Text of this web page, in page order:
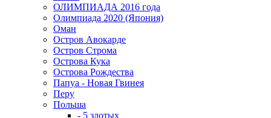
ОЛИМПИАДА 2016 года
Олимпиада 2020 (Япония)
Оман
Остров Авокарде
Остров Строма
Острова Кука
Острова Рождества
Папуа - Новая Гвинея
Перу
Польша
- 5 злотых